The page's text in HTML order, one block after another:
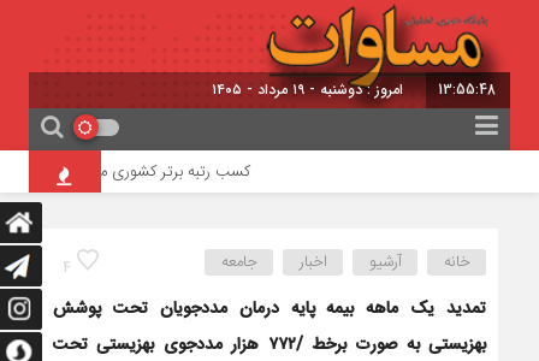
13:55:48 امروز : دوشنبه - ۱۹ مرداد - ۱۴۰۵
کسب رتبه برتر کشوری معاونت تشکل‌ها و
4 خانه آرشیو اخبار جامعه
​تمدید یک ماهه بیمه پایه درمان مددجویان تحت پوشش
بهزیستی به صورت برخط /۷۷۲ هزار مددجوی بهزیستی تحت